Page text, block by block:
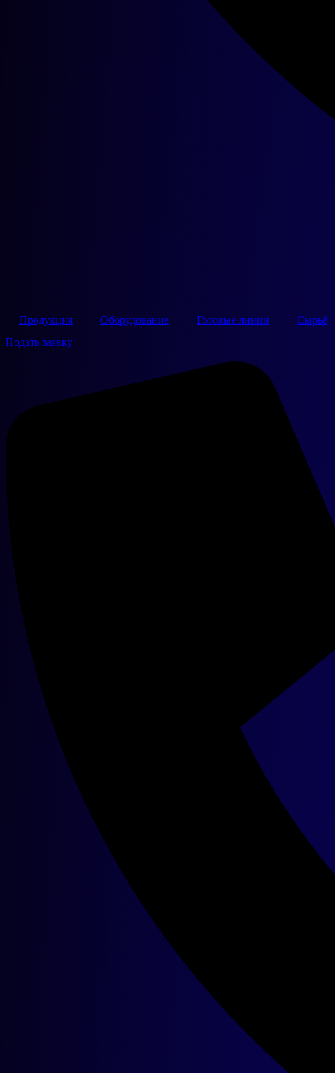
Продукция Оборудование Готовые линии Сырьё
Подать заявку